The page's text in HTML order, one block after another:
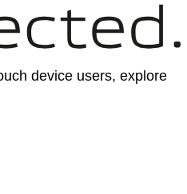
device users, explore